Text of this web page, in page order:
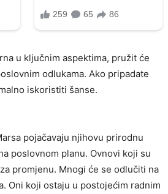
u ključnim aspektima, pružit će
odlukama. Ako pripadate
iskoristiti šanse.
pojačavaju njihovu prirodnu
poslovnom planu. Ovnovi koji su
promjenu. Mnogi će se odlučiti na
Oni koji ostaju u postojećim radnim